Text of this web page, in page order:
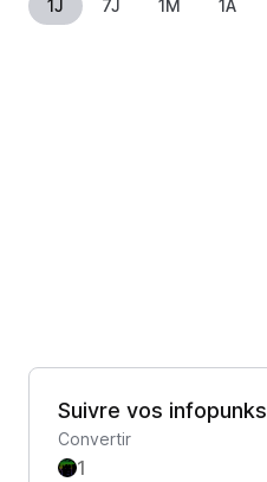
1J 7J 1M 1A
Suivre vos infopunks
Convertir